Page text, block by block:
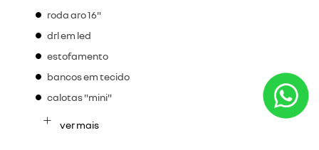
roda aro 16"
drl em led
estofamento
bancos em tecido
calotas "mini"
ver mais